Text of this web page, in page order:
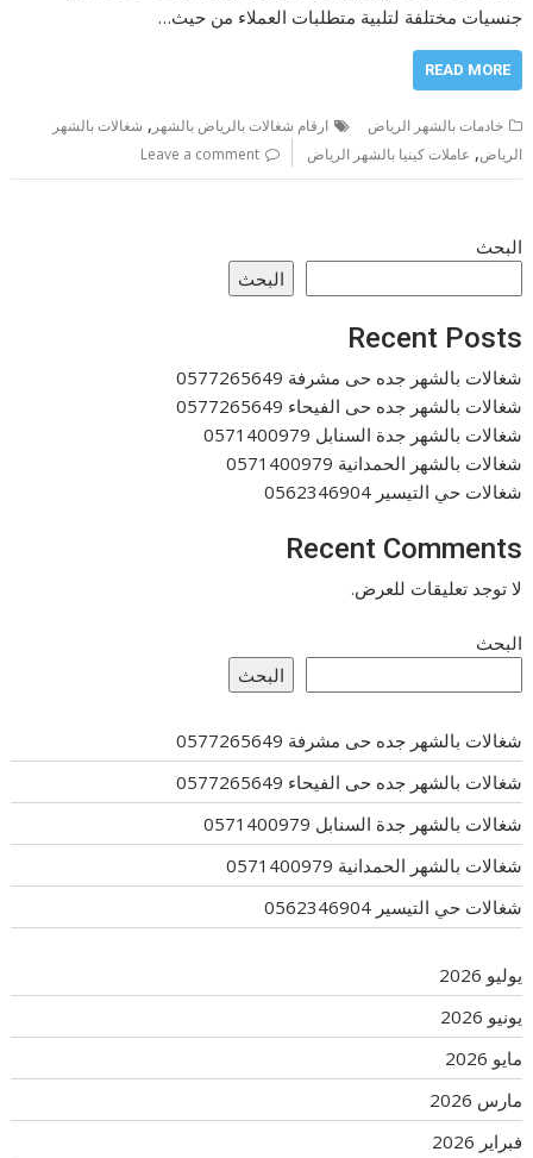
جنسيات مختلفة لتلبية متطلبات العملاء من حيث…
READ MORE
خادمات بالشهر الرياض ارقام شغالات بالرياض بالشهر , شغالات بالشهر
الرياض, عاملات كينيا بالشهر الرياض Leave a comment
البحث
البحث
Recent Posts
شغالات بالشهر جده حى مشرفة 0577265649
شغالات بالشهر جده حى الفيحاء 0577265649
شغالات بالشهر جدة السنابل 0571400979
شغالات بالشهر الحمدانية 0571400979
شغالات حي التيسير 0562346904
Recent Comments
لا توجد تعليقات للعرض.
البحث
البحث
شغالات بالشهر جده حى مشرفة 0577265649
شغالات بالشهر جده حى الفيحاء 0577265649
شغالات بالشهر جدة السنابل 0571400979
شغالات بالشهر الحمدانية 0571400979
شغالات حي التيسير 0562346904
يوليو 2026
يونيو 2026
مايو 2026
مارس 2026
فبراير 2026